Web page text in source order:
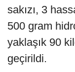
sakızı, 3
500 gram
yaklaşık 90
geçirildi.